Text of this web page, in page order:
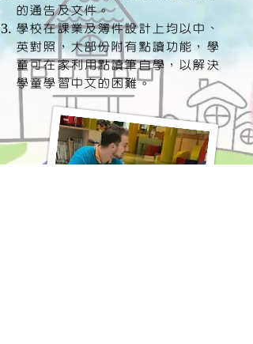
的通告及文件。
學校在課業及簿件設計上均以中、
英對照，大部份附有點讀功能，學
童可在家利用點讀筆自學，以解決
學童學習中文的困難。